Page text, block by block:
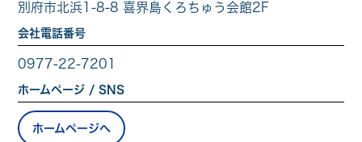
別府市北浜1-8-8 喜界島くろちゅう会館2F
会社電話番号
0977-22-7201
ホームページ / SNS
ホームページへ